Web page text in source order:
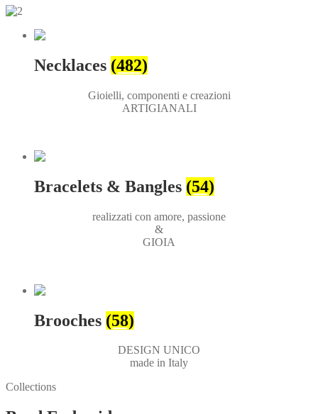
Necklaces (482)
Gioielli, componenti e creazioni
ARTIGIANALI
Bracelets & Bangles (54)
realizzati con amore, passione
&
GIOIA
Brooches (58)
DESIGN UNICO
made in Italy
Collections